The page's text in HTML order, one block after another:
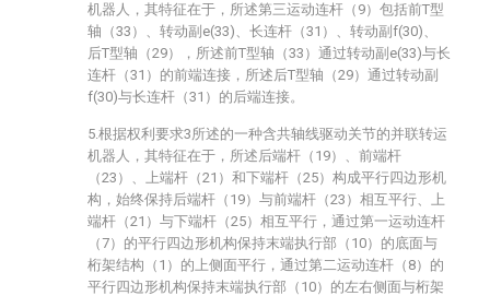
机器人，其特征在于，所述第三运动连杆（9）包括前T型
轴（33）、转动副e(33)、长连杆（31）、转动副f(30)、
后T型轴（29），所述前T型轴（33）通过转动副e(33)与长
连杆（31）的前端连接，所述后T型轴（29）通过转动副
f(30)与长连杆（31）的后端连接。
5.根据权利要求3所述的一种含共轴线驱动关节的并联转运
机器人，其特征在于，所述后端杆（19）、前端杆
（23）、上端杆（21）和下端杆（25）构成平行四边形机
构，始终保持后端杆（19）与前端杆（23）相互平行、上
端杆（21）与下端杆（25）相互平行，通过第一运动连杆
（7）的平行四边形机构保持末端执行部（10）的底面与
桁架结构（1）的上侧面平行，通过第二运动连杆（8）的
平行四边形机构保持末端执行部（10）的左右侧面与桁架